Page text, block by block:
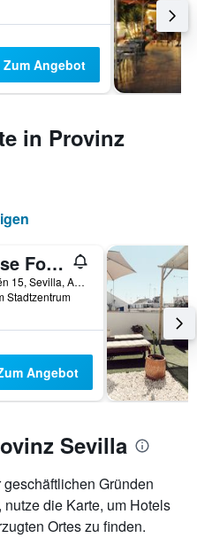
Zum Angebot
in Provinz
U-Sense For You Hostel Sevilla
Calle Bailén 15, Sevilla, Andalusien, Spanien
Stadtzentrum
Angebot
Sevilla
Gründen
die Karte, um Hotels
Ortes zu finden.